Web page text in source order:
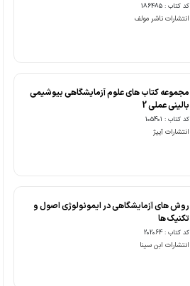
کد کتاب : 186485
انتشارات ناشر مولف
مجموعه کتاب های علوم آزمایشگاهی بیوشیمی
بالینی عملی 2
کد کتاب : 105401
انتشارات آییژ
روش های آزمایشگاهی در ایمونولوژی اصول و
تکنیک ها
کد کتاب : 202064
انتشارات ابن سینا